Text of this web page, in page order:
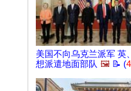
美国不向乌克兰派军 英
想派遣地面部队 🖼️ 📝 (